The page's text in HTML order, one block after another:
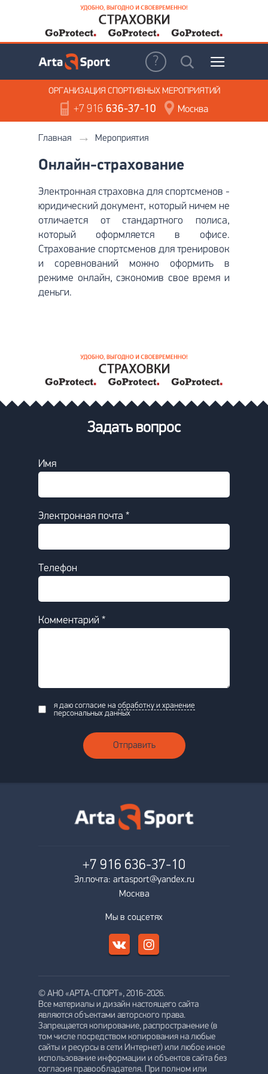
ОРГАНИЗАЦИЯ СПОРТИВНЫХ МЕРОПРИЯТИЙ
+7 916636-37-10 Москва
Главная Мероприятия
Онлайн-страхование
Электронная страховка для спортсменов -
юридический документ, который ничем не
отличается от стандартного полиса,
который оформляется в офисе.
Страхование спортсменов для тренировок
и соревнований можно оформить в
режиме онлайн, сэкономив свое время и
деньги.
Задать вопрос
Имя
Электронная почта *
Телефон
Комментарий *
я даю согласие на обработку и хранение
персональных данных
Отправить
+7 916 636-37-10
Эл.почта: artasport@yandex.ru
Москва
Мы в соцсетях
© АНО «АРТА-СПОРТ», 2016-2026.
Все материалы и дизайн настоящего сайта
являются объектами авторского права.
Запрещается копирование, распространение (в
том числе посредством копирования на любые
сайты и ресурсы в сети Интернет) или любое иное
использование информации и объектов сайта без
согласия правообладателя. При полном или